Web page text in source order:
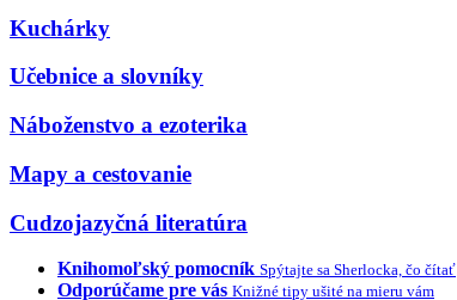
Kuchárky
Učebnice a slovníky
Náboženstvo a ezoterika
Mapy a cestovanie
Cudzojazyčná literatúra
Knihomoľský pomocník Spýtajte sa Sherlocka, čo čítať
Odporúčame pre vás Knižné tipy ušité na mieru vám